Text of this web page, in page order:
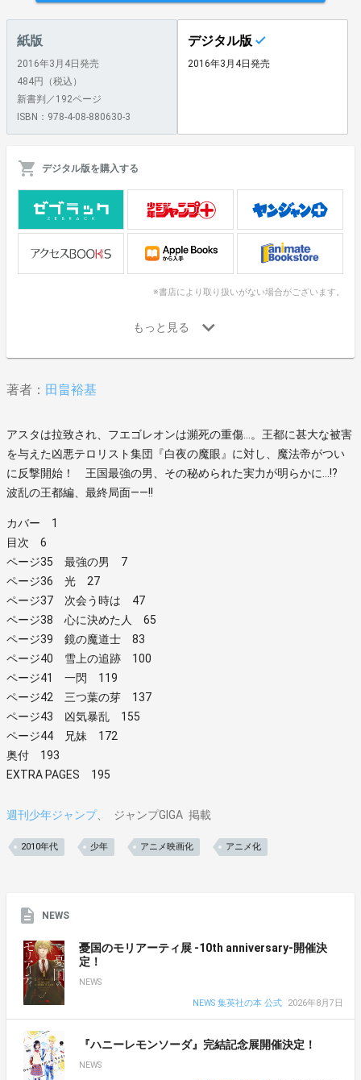
紙版
2016年3月4日発売
484円（税込）
新書判／192ページ
ISBN：978-4-08-880630-3
デジタル版
2016年3月4日発売
デジタル版を購入する
※書店により取り扱いがない場合がございます。
著者： 田畠裕基
アスタは拉致され、フエゴレオンは瀕死の重傷…。王都に甚大な被害
を与えた凶悪テロリスト集団『白夜の魔眼』に対し、魔法帝がつい
に反撃開始！ 王国最強の男、その秘められた実力が明らかに…!?
波乱の王都編、最終局面――!!
カバー 1
目次 6
ページ35 最強の男 7
ページ36 光 27
ページ37 次会う時は 47
ページ38 心に決めた人 65
ページ39 鏡の魔道士 83
ページ40 雪上の追跡 100
ページ41 一閃 119
ページ42 三つ葉の芽 137
ページ43 凶気暴乱 155
ページ44 兄妹 172
奥付 193
EXTRA PAGES 195
週刊少年ジャンプ ジャンプGIGA 掲載
2010年代 少年 アニメ映画化 アニメ化
NEWS
憂国のモリアーティ展 -10th anniversary-開催決
定！
NEWS
NEWS 集英社の本 公式
2026年8月7日
『ハニーレモンソーダ』完結記念展開催決定！
NEWS